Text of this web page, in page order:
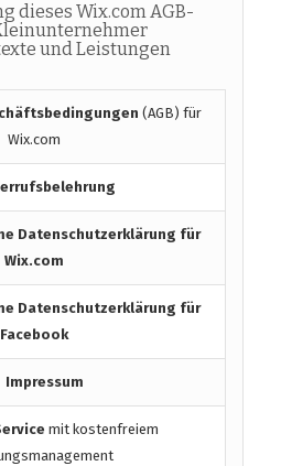
dieses Wix.com AGB-
und Leistungen
(AGB) für
Wix.com
Datenschutzerklärung für
Wix.com
Datenschutzerklärung für
Facebook
Impressum
mit kostenfreiem